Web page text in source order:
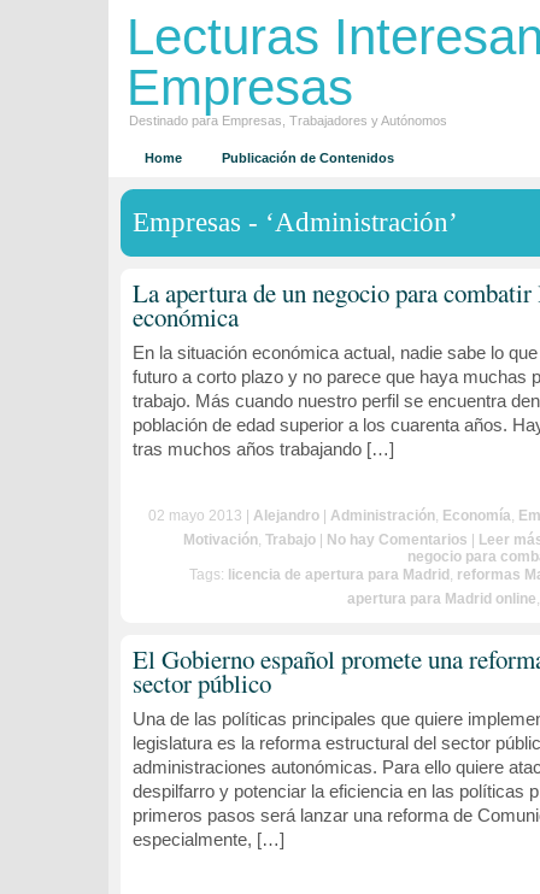
Lecturas
Empresas
Destinado para Empresas, Trabajadores y Autónomos
Home Publicación de Contenidos
Empresas - ‘Administración’
La apertura de un negocio para
económica
En la situación económica actual, nadie sabe lo
futuro a corto plazo y no parece que haya muchas
trabajo. Más cuando nuestro perfil se encuentra
población de edad superior a los cuarenta años.
tras muchos años trabajando […]
02 mayo 2013 | Alejandro Administración, Economía,
Motivación, Trabajo No hay Comentarios
Leer
negocio para
Tags: licencia de apertura para Madrid , reformas
apertura para Madrid online
El Gobierno español promete una
sector público
Una de las políticas principales que quiere
legislatura es la reforma estructural del sector
administraciones autonómicas. Para ello quiere
despilfarro y potenciar la eficiencia en las políticas
primeros pasos será lanzar una reforma de
especialmente, […]